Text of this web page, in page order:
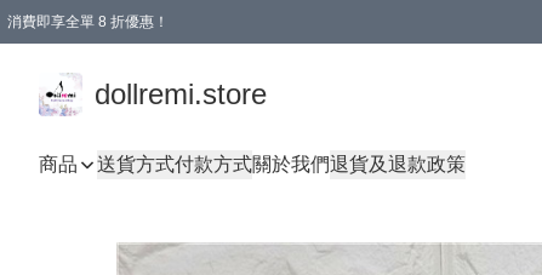
消費即享全單 8 折優惠！
dollremi.store
商品 送貨方式付款方式關於我們退貨及退款政策